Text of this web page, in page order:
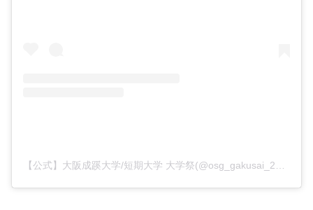
【公式】大阪成蹊大学/短期大学 大学祭(@osg_gakusai_2025)がシェアした投稿